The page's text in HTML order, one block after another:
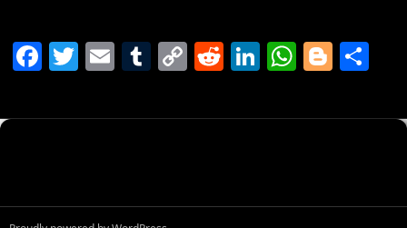
F
c
o
T
itt
E
ai
T
m
C
p
n
R
d
Li
k
n
W
at
p
Bl
g ar